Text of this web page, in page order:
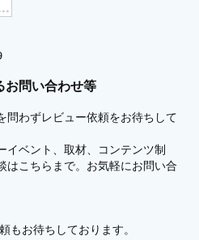
お問い合わせ等
問わずレビュー依頼をお待ちして
イベント、取材、コンテンツ制
はこちらまで。お気軽にお問い合
もお待ちしております。